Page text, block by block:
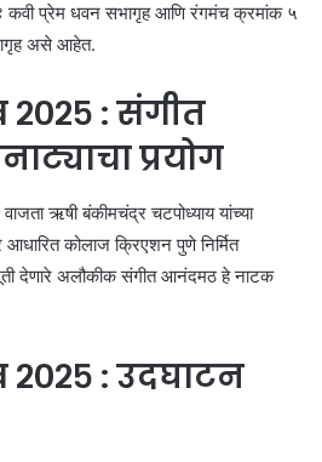
कवी प्रेम धवन सभागृह आणि रंगमंच क्रमांक ५
असे आहेत.
: संगीत
प्रयोग
ऋषी बंकीमचंद्र चटपोध्याय यांच्या
कोलाज क्रिएशन पुणे निर्मित
देणारे अलौकीक संगीत आनंदमठ हे नाटक
: उदघाटन